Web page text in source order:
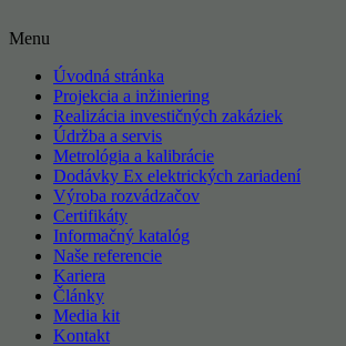
Menu
Úvodná stránka
Projekcia a inžiniering
Realizácia investičných zakáziek
Údržba a servis
Metrológia a kalibrácie
Dodávky Ex elektrických zariadení
Výroba rozvádzačov
Certifikáty
Informačný katalóg
Naše referencie
Kariera
Články
Media kit
Kontakt